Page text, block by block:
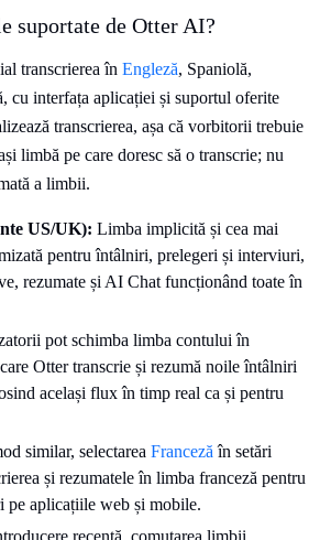
suportate de Otter AI?
transcrierea în Engleză, Spaniolă,
cu interfața aplicației și suportul oferite
transcrierea, așa că vorbitorii trebuie
limbă pe care doresc să o transcrie; nu
a limbii.
US/UK): Limba implicită și cea mai
pentru întâlniri, prelegeri și interviuri,
rezumate și AI Chat funcționând toate în
pot schimba limba contului în
Otter transcrie și rezumă noile întâlniri
același flux în timp real ca și pentru
similar, selectarea Francezăîn setări
și rezumatele în limba franceză pentru
pe aplicațiile web și mobile.